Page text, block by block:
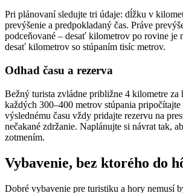
Pri plánovaní sledujte tri údaje: dĺžku v
prevýšenie a predpokladaný čas. Práve
podceňované – desať kilometrov po rovine je
desať kilometrov so stúpaním tisíc metrov.
Odhad času a rezerva
Bežný turista zvládne približne 4 kilometre za
každých 300–400 metrov stúpania
výslednému času vždy pridajte rezervu na
nečakané zdržanie. Naplánujte si návrat tak,
zotmením.
Vybavenie, bez ktorého do
Dobré vybavenie pre turistiku a hory nemusí